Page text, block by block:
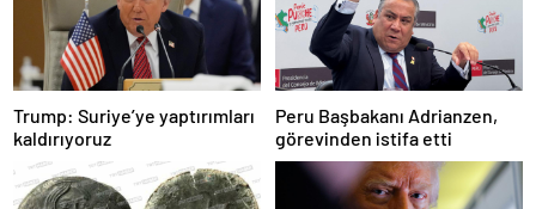
Trump: Suriye’ye yaptırımları
kaldırıyoruz
Peru Başbakanı Adrianzen,
görevinden istifa etti